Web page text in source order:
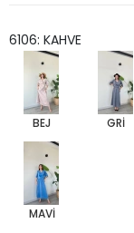
6106: KAHVE
BEJ GRİ
MAVİ